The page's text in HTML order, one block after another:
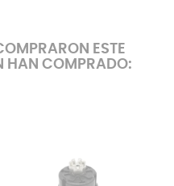
ESTE
HAN COMPRADO: